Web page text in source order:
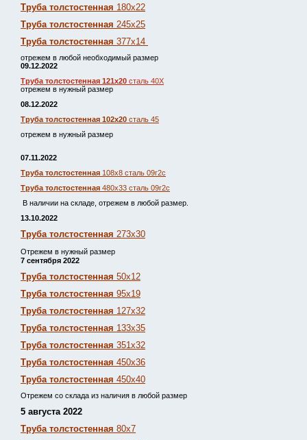
Труба толстостенная 180х22
Труба толстостенная 245х25
Труба толстостенная 377х14
отрежем в любой необходимый размер
09.12.2022
Труба толстостенная 121х20 сталь 40Х
отрежем в нужный размер
08.12.2022
Труба толстостенная 102х20 сталь 45
отрежем в нужный размер
07.11.2022
Труба толстостенная 108х8 сталь 09г2с
Труба толстостенная 480х33 сталь 09г2с
В наличии на складе, отрежем в любой размер.
13.10.2022
Труба толстостенная 273х30
Отрежем в нужный размер
7 сентября 2022
Труба толстостенная 50х12
Труба толстостенная 95х19
Труба толстостенная 127х32
Труба толстостенная 133х35
Труба толстостенная 351х32
Труба толстостенная 450х36
Труба толстостенная 450х40
Отрежем со склада из наличия в любой размер
5 августа 2022
Труба толстостенная 80х7